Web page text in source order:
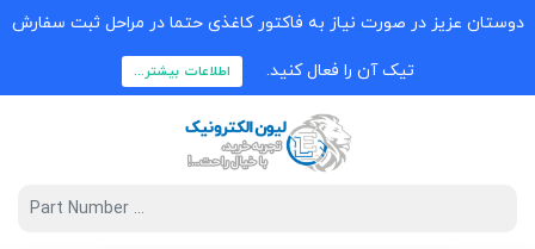
دوستان عزیز در صورت نیاز به فاکتور کاغذی حتما در مراحل ثبت سفارش
تیک آن را فعال کنید. اطلاعات بیشتر...